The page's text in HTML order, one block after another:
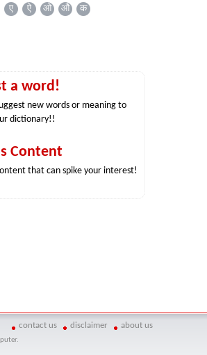
ए ऐ ओ औ
क
a word!
new words or meaning to
dictionary!!
Content
that can spike your interest!
contact us disclaimer about us